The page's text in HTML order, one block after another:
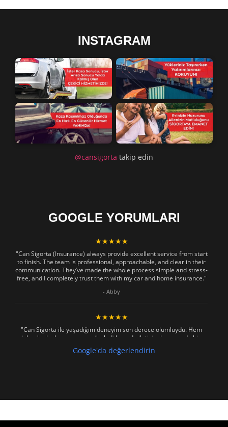
INSTAGRAM
@cansigorta takip edin
GOOGLE YORUMLARI
★★★★★
"Can Sigorta (Insurance) always provide excellent service from start
to finish. The team is professional, approachable, and clear in their
communication. They’ve made the whole process simple and stress-
free, and I completely trust them with my car and home insurance."
- Abby
★★★★★
"Can Sigorta ile yaşadığım deneyim son derece olumluydu. Hem
işlemler hızlı ve sorunsuz ilerledi hem de iletişim konusunda hiç
zorlanmadım. Aradığımda ya da mesaj attığımda hemen dönüş
sağladılar, her soruma sabırla ve açıklayıcı bir şekilde yanıt verdiler.
"Absolutelly the best at the TRNC. Highly recommeded !!! Thank You
Google'da değerlendirin